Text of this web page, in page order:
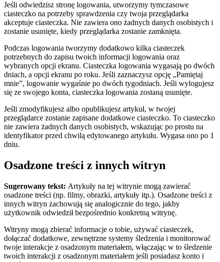
Jeśli odwiedzisz stronę logowania, utworzymy tymczasowe
ciasteczko na potrzeby sprawdzenia czy twoja przeglądarka
akceptuje ciasteczka. Nie zawiera ono żadnych danych osobistych i
zostanie usunięte, kiedy przeglądarka zostanie zamknięta.
Podczas logowania tworzymy dodatkowo kilka ciasteczek
potrzebnych do zapisu twoich informacji logowania oraz
wybranych opcji ekranu. Ciasteczka logowania wygasają po dwóch
dniach, a opcji ekranu po roku. Jeśli zaznaczysz opcję „Pamiętaj
mnie”, logowanie wygaśnie po dwóch tygodniach. Jeśli wylogujesz
się ze swojego konta, ciasteczka logowania zostaną usunięte.
Jeśli zmodyfikujesz albo opublikujesz artykuł, w twojej
przeglądarce zostanie zapisane dodatkowe ciasteczko. To ciasteczko
nie zawiera żadnych danych osobistych, wskazując po prostu na
identyfikator przed chwilą edytowanego artykułu. Wygasa ono po 1
dniu.
Osadzone treści z innych witryn
Sugerowany tekst: Artykuły na tej witrynie mogą zawierać
osadzone treści (np. filmy, obrazki, artykuły itp.). Osadzone treści z
innych witryn zachowują się analogicznie do tego, jakby
użytkownik odwiedził bezpośrednio konkretną witrynę.
Witryny mogą zbierać informacje o tobie, używać ciasteczek,
dołączać dodatkowe, zewnętrzne systemy śledzenia i monitorować
twoje interakcje z osadzonym materiałem, włączając w to śledzenie
twoich interakcji z osadzonym materiałem jeśli posiadasz konto i